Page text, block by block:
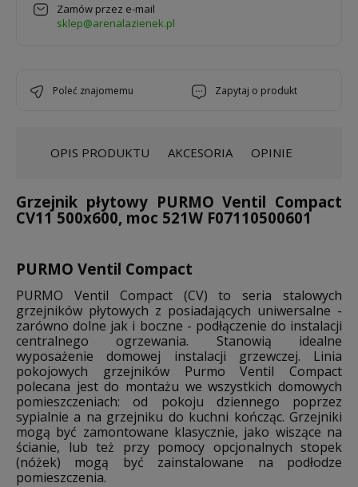
Zamów przez e-mail
sklep@arenalazienek.pl
poleć znajomemu zapytaj o produkt
OPIS PRODUKTU AKCESORIA OPINIE
Grzejnik płytowy PURMO Ventil Compact
CV11 500x600, moc 521W F07110500601
PURMO Ventil Compact
PURMO Ventil Compact (CV) to seria stalowych
grzejników płytowych z posiadających uniwersalne -
zarówno dolne jak i boczne - podłączenie do instalacji
centralnego ogrzewania. Stanowią idealne
wyposażenie domowej instalacji grzewczej. Linia
pokojowych grzejników Purmo Ventil Compact
polecana jest do montażu we wszystkich domowych
pomieszczeniach: od pokoju dziennego poprzez
sypialnie a na grzejniku do kuchni kończąc. Grzejniki
mogą być zamontowane klasycznie, jako wiszące na
ścianie, lub też przy pomocy opcjonalnych stopek
(nóżek) mogą być zainstalowane na podłodze
pomieszczenia.